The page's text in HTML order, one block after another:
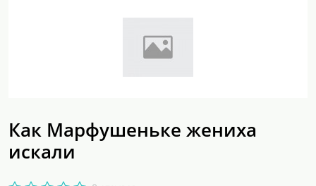
Как Марфушеньке жениха
искали